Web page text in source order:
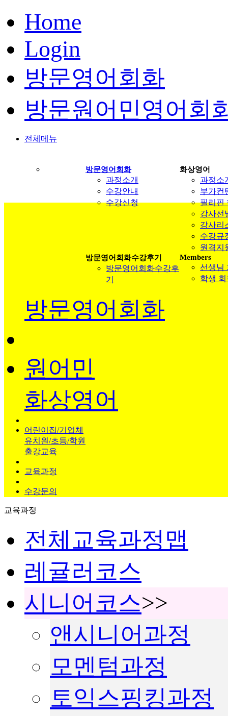
Home
Login
방문영어회화
방문원어민영어회
전체메뉴
방문영어회화
과정소개
수강안내
수강신청
화상영어
과정소
부가컨
필리핀
강사선
강사리
수강규
원격지
방문영어회화수강후기
방문영어회화수강후
기
Members
선생님
학생
방문영어회화
원어민
화상영어
어린이집/기업체
유치원/초등/학원
출강교육
교육과정
수강문의
교육과정
전체교육과정맵
레귤러코스
시니어코스>>
앤시니어과정
모멘텀과정
토익스핑킹과정